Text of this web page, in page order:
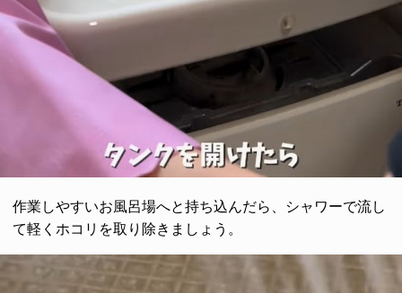
作業しやすいお風呂場へと持ち込んだら、シャワーで流し
て軽くホコリを取り除きましょう。